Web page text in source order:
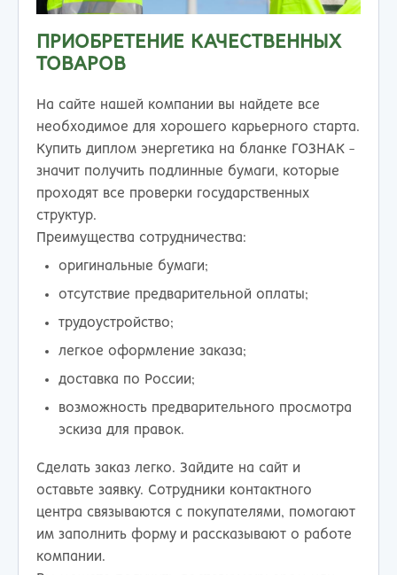
ПРИОБРЕТЕНИЕ КАЧЕСТВЕННЫХ
ТОВАРОВ
На сайте нашей компании вы найдете все
необходимое для хорошего карьерного старта.
Купить диплом энергетика на бланке ГОЗНАК -
значит получить подлинные бумаги, которые
проходят все проверки государственных
структур.
Преимущества сотрудничества:
оригинальные бумаги;
отсутствие предварительной оплаты;
трудоустройство;
легкое оформление заказа;
доставка по России;
возможность предварительного просмотра
эскиза для правок.
Сделать заказ легко. Зайдите на сайт и
оставьте заявку. Сотрудники контактного
центра связываются с покупателями, помогают
им заполнить форму и рассказывают о работе
компании.